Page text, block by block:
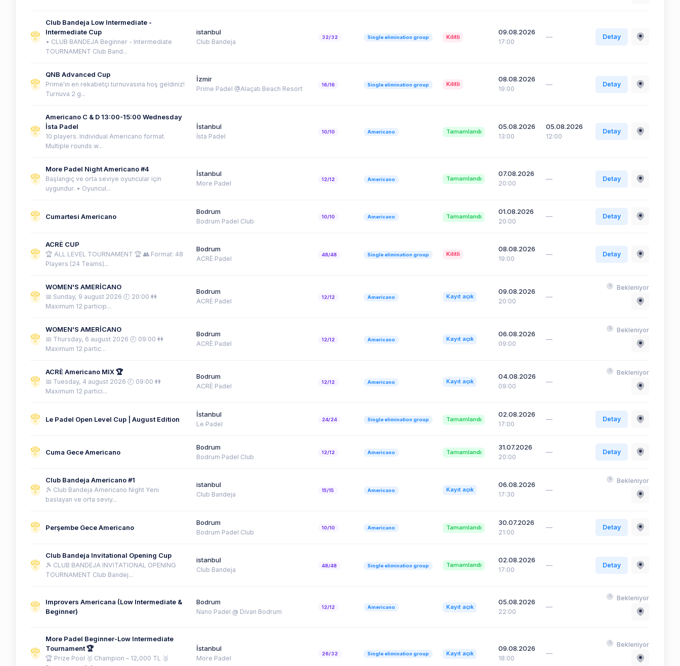
Club Bandeja Low Intermediate -
Intermediate Cup
• CLUB BANDEJA Beginner - Intermediate
TOURNAMENT Club Band...
istanbul
Club Bandeja
32/32 Single elimination group Kilitli
09.08.2026
17:00
— Detay
QNB Advanced Cup
Prime'ın en rekabetçi turnuvasına hoş geldiniz!
Turnuva 2 g...
İzmir
Prime Padel @Alaçatı Beach Resort
16/16 Single elimination group Kilitli
08.08.2026
19:00
— Detay
Americano C & D 13:00-15:00 Wednesday
İsta Padel
10 players. Individual Americano format.
Multiple rounds w...
İstanbul
İsta Padel
10/10 Americano Tamamlandı
05.08.2026
13:00
05.08.2026
12:00
Detay
More Padel Night Americano #4
Başlangıç ve orta seviye oyuncular için
uygundur. • Oyuncul...
İstanbul
More Padel
12/12 Americano Tamamlandı
07.08.2026
20:00
— Detay
Cumartesi Americano
Bodrum
Bodrum Padel Club
10/10 Americano Tamamlandı
01.08.2026
20:00
— Detay
ACRÈ CUP
🏆 ALL LEVEL TOURNAMENT 🏆 👥 Format: 48
Players (24 Teams)...
Bodrum
ACRÈ Padel
48/48 Single elimination group Kilitli
08.08.2026
19:00
— Detay
WOMEN'S AMERİCANO
📅 Sunday, 9 august 2026 🕗 20:00 👭
Maximum 12 particip...
Bodrum
ACRÈ Padel
12/12 Americano Kayıt açık
09.08.2026
20:00
—
Bekleniyor
WOMEN'S AMERİCANO
📅 Thursday, 6 august 2026 🕗 09:00 👭
Maximum 12 partic...
Bodrum
ACRÈ Padel
12/12 Americano Kayıt açık
06.08.2026
09:00
—
Bekleniyor
ACRÈ Americano MIX 🏆
📅 Tuesday, 4 august 2026 🕗 09:00 👭
Maximum 12 partici...
Bodrum
ACRÈ Padel
12/12 Americano Kayıt açık
04.08.2026
09:00
—
Bekleniyor
Le Padel Open Level Cup | August Edition
İstanbul
Le Padel
24/24 Single elimination group Tamamlandı
02.08.2026
17:00
— Detay
Cuma Gece Americano
Bodrum
Bodrum Padel Club
12/12 Americano Tamamlandı
31.07.2026
20:00
— Detay
Club Bandeja Americano #1
🎾 Club Bandeja Americano Night Yeni
baslayan ve orta seviy...
istanbul
Club Bandeja
15/15 Americano Kayıt açık
06.08.2026
17:30
—
Bekleniyor
Perşembe Gece Americano
Bodrum
Bodrum Padel Club
10/10 Americano Tamamlandı
30.07.2026
21:00
— Detay
Club Bandeja Invitational Opening Cup
🎾 CLUB BANDEJA INVITATIONAL OPENING
TOURNAMENT Club Bandej...
istanbul
Club Bandeja
48/48 Single elimination group Tamamlandı
02.08.2026
17:00
— Detay
Improvers Americana (Low Intermediate &
Beginner)
Bodrum
Nano Padel @ Divan Bodrum
12/12 Americano Kayıt açık
05.08.2026
22:00
—
Bekleniyor
More Padel Beginner-Low Intermediate
Tournament 🏆
🏆 Prize Pool 🥇 Champion – 12,000 TL 🥈
İstanbul
More Padel
26/32 Single elimination group Kayıt açık
09.08.2026
18:00
—
Bekleniyor